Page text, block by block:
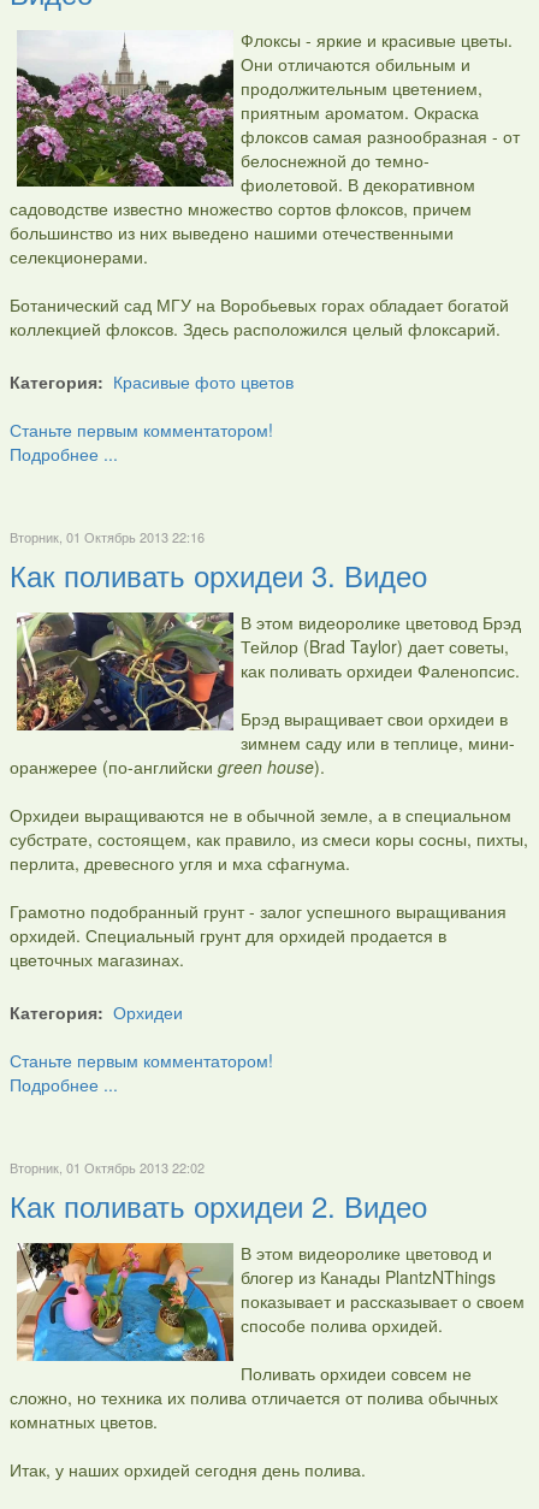
Флоксы - яркие и красивые цветы.
Они отличаются обильным и
продолжительным цветением,
приятным ароматом. Окраска
флоксов самая разнообразная - от
белоснежной до темно-
фиолетовой. В декоративном
садоводстве известно множество сортов флоксов, причем
большинство из них выведено нашими отечественными
селекционерами.
Ботанический сад МГУ на Воробьевых горах обладает богатой
коллекцией флоксов. Здесь расположился целый флоксарий.
Категория: Красивые фото цветов
Станьте первым комментатором!
Подробнее ...
Вторник, 01 Октябрь 2013 22:16
Как поливать орхидеи 3. Видео
В этом видеоролике цветовод Брэд
Тейлор (Brad Taylor) дает советы,
как поливать орхидеи Фаленопсис.
Брэд выращивает свои орхидеи в
зимнем саду или в теплице, мини-
оранжерее (по-английски green house).
Орхидеи выращиваются не в обычной земле, а в специальном
субстрате, состоящем, как правило, из смеси коры сосны, пихты,
перлита, древесного угля и мха сфагнума.
Грамотно подобранный грунт - залог успешного выращивания
орхидей. Специальный грунт для орхидей продается в
цветочных магазинах.
Категория: Орхидеи
Станьте первым комментатором!
Подробнее ...
Вторник, 01 Октябрь 2013 22:02
Как поливать орхидеи 2. Видео
В этом видеоролике цветовод и
блогер из Канады PlantzNThings
показывает и рассказывает о своем
способе полива орхидей.
Поливать орхидеи совсем не
сложно, но техника их полива отличается от полива обычных
комнатных цветов.
Итак, у наших орхидей сегодня день полива.